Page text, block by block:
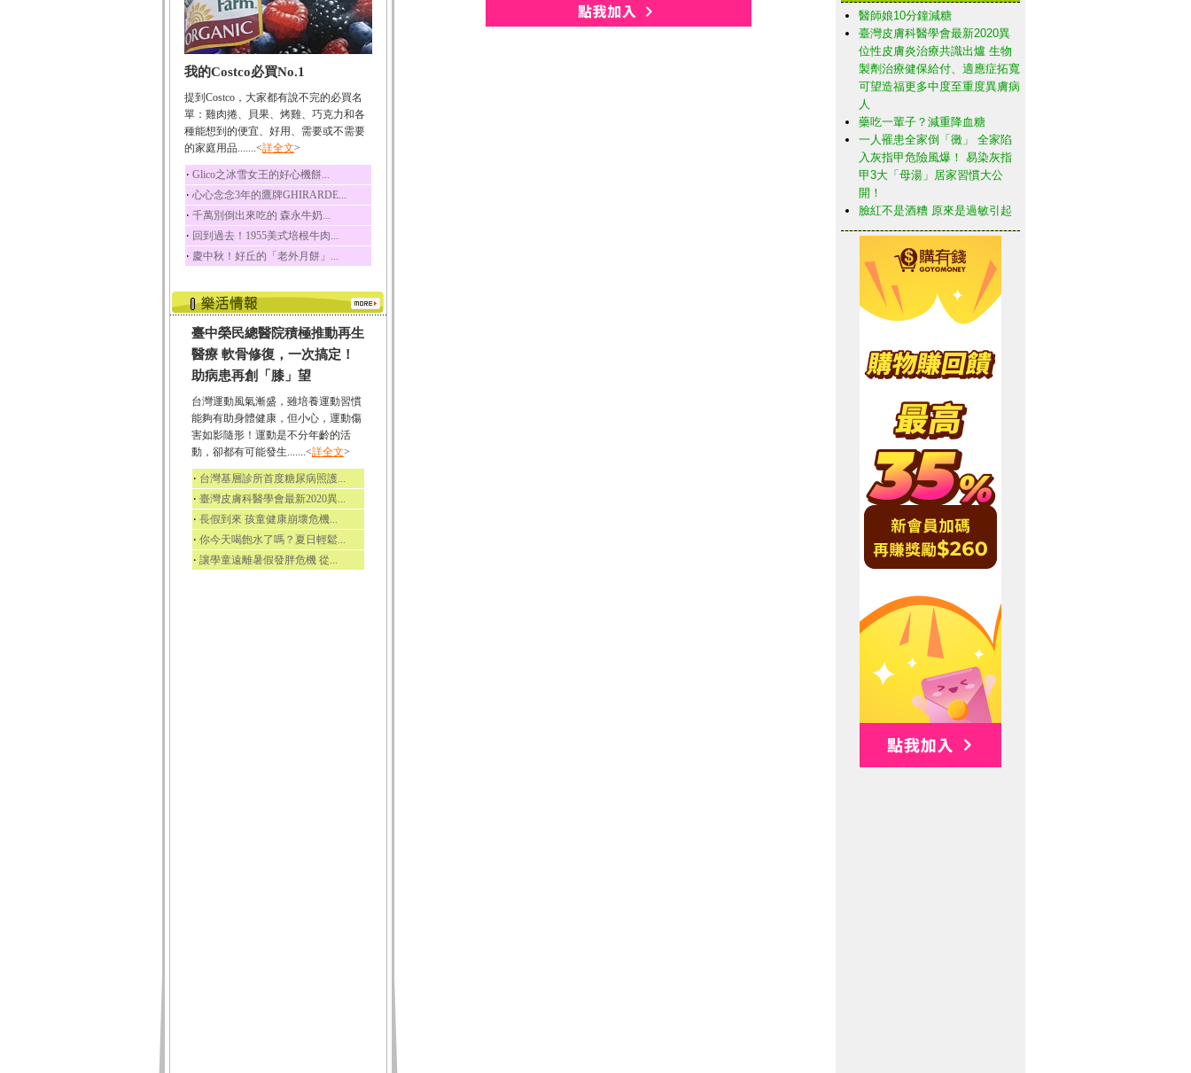
我的Costco必買No.1
提到Costco，大家都有說不完的必買名
單：雞肉捲、貝果、烤雞、巧克力和各
種能想到的便宜、好用、需要或不需要
的家庭用品.......<詳全文>
‧ Glico之冰雪女王的好心機餅...
‧ 心心念念3年的鷹牌GHIRARDE...
‧ 千萬別倒出來吃的 森永牛奶...
‧ 回到過去！1955美式培根牛肉...
‧ 慶中秋！好丘的「老外月餅」...
臺中榮民總醫院積極推動再生
醫療 軟骨修復，一次搞定！
助病患再創「膝」望
台灣運動風氣漸盛，雖培養運動習慣
能夠有助身體健康，但小心，運動傷
害如影隨形！運動是不分年齡的活
動，卻都有可能發生.......<詳全文>
‧ 台灣基層診所首度糖尿病照護...
‧ 臺灣皮膚科醫學會最新2020異...
‧ 長假到來 孩童健康崩壞危機...
‧ 你今天喝飽水了嗎？夏日輕鬆...
‧ 讓學童遠離暑假發胖危機 從...
醫師娘10分鐘減糖
臺灣皮膚科醫學會最新2020異
位性皮膚炎治療共識出爐 生物
製劑治療健保給付、適應症拓寬
可望造福更多中度至重度異膚病
人
藥吃一輩子？減重降血糖
一人罹患全家倒「黴」 全家陷
入灰指甲危險風爆！ 易染灰指
甲3大「母湯」居家習慣大公
開！
臉紅不是酒糟 原來是過敏引起